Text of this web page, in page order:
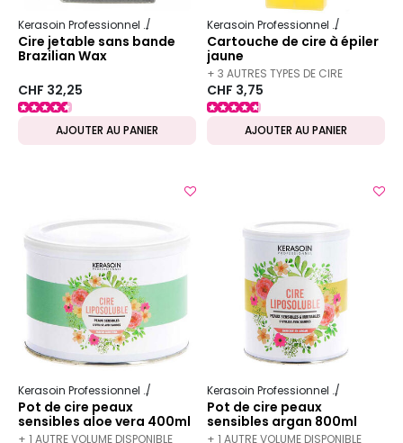
Kerasoin Professionnel Esthétique Épilation professionnelle
Cire jetable sans bande
Brazilian Wax
CHF 32,25
AJOUTER AU PANIER
Kerasoin Professionnel
Cartouche de cire à épiler
jaune
+ 3 AUTRES TYPES DE CIRE
DISPONIBLES
CHF 3,75
AJOUTER AU PANIER
Kerasoin Professionnel Esthétique Épilation professionnelle
Pot de cire peaux
sensibles aloe vera 400ml
+ 1 AUTRE VOLUME DISPONIBLE
Kerasoin Professionnel
Pot de cire peaux
sensibles argan 800ml
+ 1 AUTRE VOLUME DISPONIBLE